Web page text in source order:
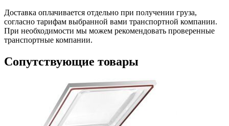
Доставка оплачивается отдельно при получении груза,
согласно тарифам выбранной вами транспортной компании.
При необходимости мы можем рекомендовать проверенные
транспортные компании.
Сопутствующие товары